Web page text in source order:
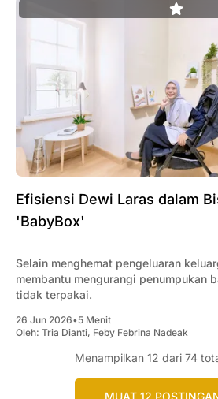
Efisiensi Dewi Laras dalam
'BabyBox'
Selain menghemat pengeluaran
membantu mengurangi penumpukan
tidak terpakai.
26 Jun 2026•5 Menit
Oleh: Tria Dianti, Feby Febrina Nadeak
Menampilkan 12 dari 74
MUAT 12